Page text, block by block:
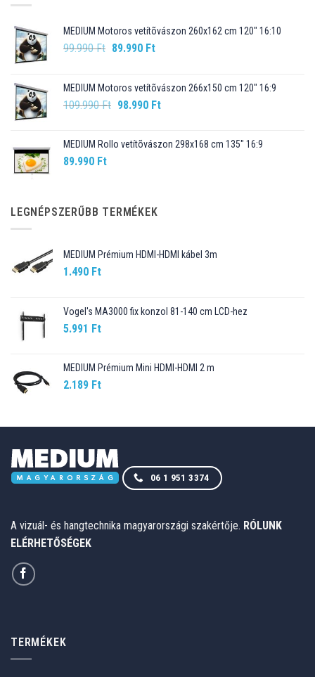
MEDIUM Motoros vetítõvászon 260x162 cm 120" 16:10
99.990Ft Original
99.990 Ft.
89.990 FtCurrent
89.990 Ft.
MEDIUM Motoros vetítõvászon 266x150 cm 120" 16:9
109.990Ft Original
109.990 Ft.
98.990 FtCurrent
98.990 Ft.
MEDIUM Rollo vetítõvászon 298x168 cm 135" 16:9
89.990 Ft
LEGNÉPSZERŰBB TERMÉKEK
MEDIUM Prémium HDMI-HDMI kábel 3m
1.490 Ft
Vogel's MA3000 fix konzol 81-140 cm LCD-hez
5.991 Ft
MEDIUM Prémium Mini HDMI-HDMI 2 m
2.189 Ft
06 1 951 3374
A vizuál- és hangtechnika magyarországi szakértője. RÓLUNK
ELÉRHETŐSÉGEK
TERMÉKEK